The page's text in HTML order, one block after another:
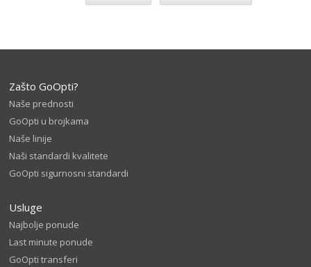
Zašto GoOpti?
Naše prednosti
GoOpti u brojkama
Naše linije
Naši standardi kvalitete
GoOpti sigurnosni standardi
Usluge
Najbolje ponude
Last minute ponude
GoOpti transferi